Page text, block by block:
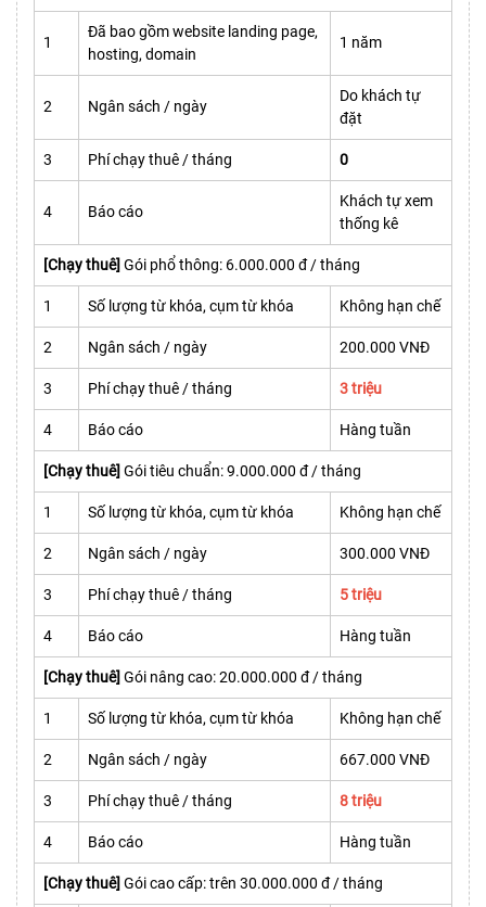
1
Đã bao gồm website landing page,
hosting, domain
1 năm
2 Ngân sách / ngày
Do khách tự
đặt
3 Phí chạy thuê / tháng 0
4 Báo cáo
Khách tự xem
thống kê
[Chạy thuê] Gói phổ thông: 6.000.000 đ / tháng
1 Số lượng từ khóa, cụm từ khóa Không hạn chế
2 Ngân sách / ngày 200.000 VNĐ
3 Phí chạy thuê / tháng 3 triệu
4 Báo cáo Hàng tuần
[Chạy thuê] Gói tiêu chuẩn: 9.000.000 đ / tháng
1 Số lượng từ khóa, cụm từ khóa Không hạn chế
2 Ngân sách / ngày 300.000 VNĐ
3 Phí chạy thuê / tháng 5 triệu
4 Báo cáo Hàng tuần
[Chạy thuê] Gói nâng cao: 20.000.000 đ / tháng
1 Số lượng từ khóa, cụm từ khóa Không hạn chế
2 Ngân sách / ngày 667.000 VNĐ
3 Phí chạy thuê / tháng 8 triệu
4 Báo cáo Hàng tuần
[Chạy thuê] Gói cao cấp: trên 30.000.000 đ / tháng